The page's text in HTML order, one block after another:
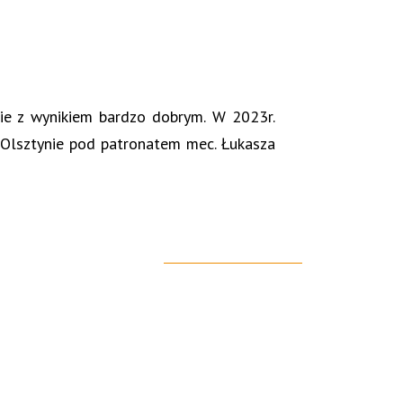
z wynikiem bardzo dobrym. W 2023r.
pod patronatem mec. Łukasza